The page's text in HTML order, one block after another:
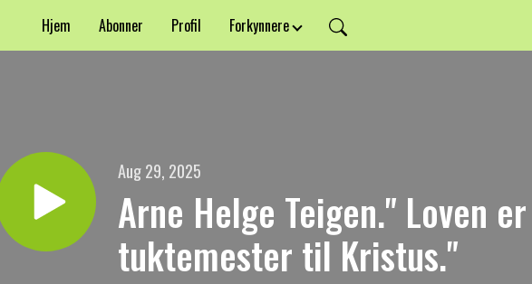
Hjem Abonner Profil Forkynnere
Aug 29, 2025
Arne Helge Teigen." Loven
tuktemester til Kristus."